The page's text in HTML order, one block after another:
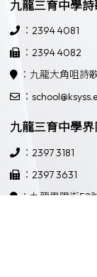
九龍三育中學
：2394 4081
：2394 4082
：九龍大角咀詩
：
九龍三育中學
：2397 3181
：2397 3631
：九龍界限街52